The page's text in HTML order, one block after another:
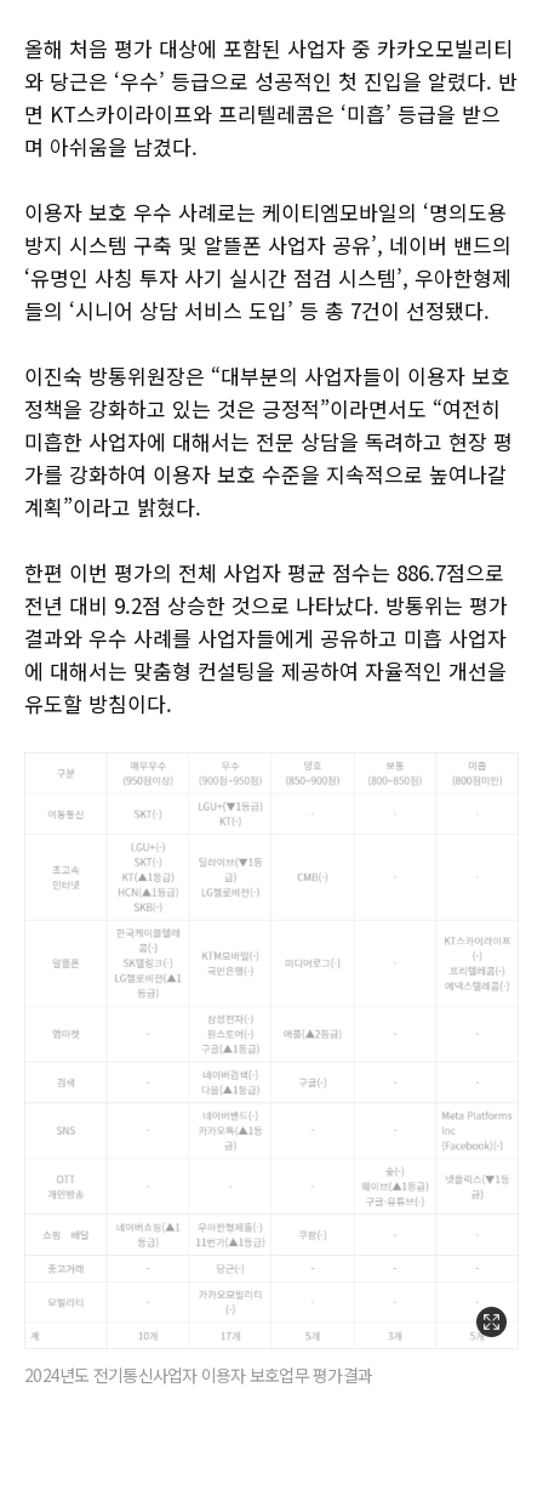
올해 처음 평가 대상에 포함된 사업자 중 카카오모빌리티
와 당근은 ‘우수’ 등급으로 성공적인 첫 진입을 알렸다. 반
면 KT스카이라이프와 프리텔레콤은 ‘미흡’ 등급을 받으
며 아쉬움을 남겼다.
이용자 보호 우수 사례로는 케이티엠모바일의 ‘명의도용
방지 시스템 구축 및 알뜰폰 사업자 공유’, 네이버 밴드의
‘유명인 사칭 투자 사기 실시간 점검 시스템’, 우아한형제
들의 ‘시니어 상담 서비스 도입’ 등 총 7건이 선정됐다.
이진숙 방통위원장은 “대부분의 사업자들이 이용자 보호
정책을 강화하고 있는 것은 긍정적”이라면서도 “여전히
미흡한 사업자에 대해서는 전문 상담을 독려하고 현장 평
가를 강화하여 이용자 보호 수준을 지속적으로 높여나갈
계획”이라고 밝혔다.
한편 이번 평가의 전체 사업자 평균 점수는 886.7점으로
전년 대비 9.2점 상승한 것으로 나타났다. 방통위는 평가
결과와 우수 사례를 사업자들에게 공유하고 미흡 사업자
에 대해서는 맞춤형 컨설팅을 제공하여 자율적인 개선을
유도할 방침이다.
2024년도 전기통신사업자 이용자 보호업무 평가결과